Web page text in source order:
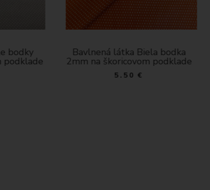
Bavlnená látka Biela bodka
2mm na škoricovom podklade
5.50 €